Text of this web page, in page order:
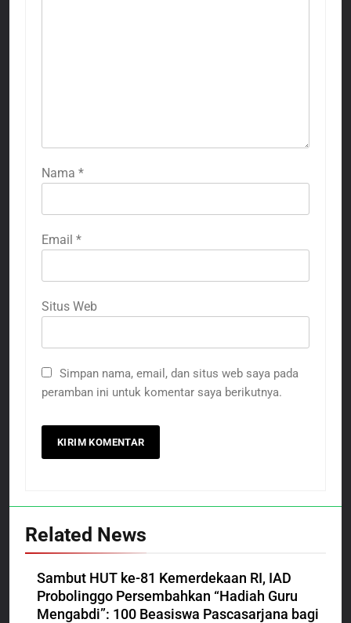
Nama *
Email *
Situs Web
Simpan nama, email, dan situs web saya pada
peramban ini untuk komentar saya berikutnya.
Related News
Sambut HUT ke-81 Kemerdekaan RI, IAD
Probolinggo Persembahkan “Hadiah Guru
Mengabdi”: 100 Beasiswa Pascasarjana bagi